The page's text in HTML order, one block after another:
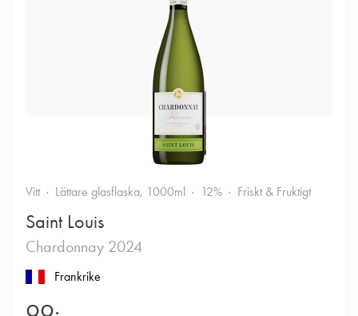
Vitt Lättare glasflaska, 1000ml 12% Friskt & Fruktigt
Saint Louis
Chardonnay 2024
Frankrike